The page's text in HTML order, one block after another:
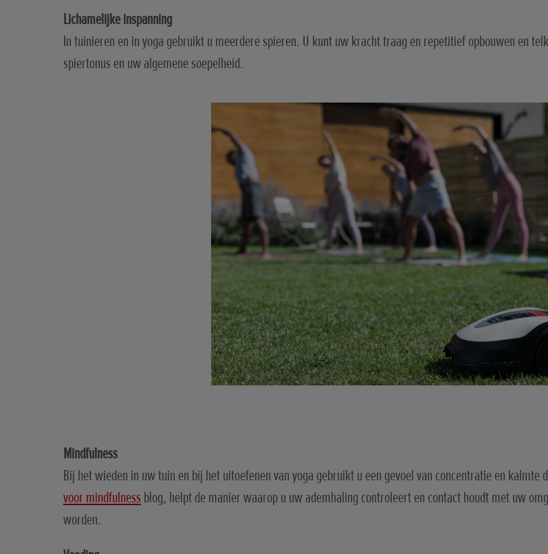
Lichamelijke inspanning
In tuinieren en in yoga gebruikt u meerdere spieren. U kunt uw kracht traag en repetitief opbouwen en
spiertonus en uw algemene soepelheid.
Mindfulness
Bij het wieden in uw tuin en bij het uitoefenen van yoga gebruikt u een gevoel van concentratie en
voor mindfulness blog, helpt de manier waarop u uw ademhaling controleert en contact houdt met uw
worden.